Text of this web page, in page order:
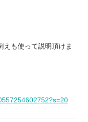
えも使って説明頂けま